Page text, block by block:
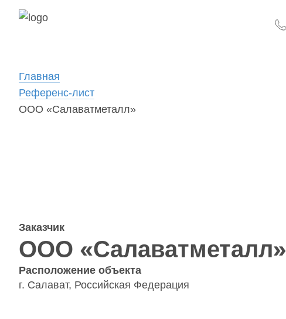
Главная
Референс-лист
ООО «Салаватметалл»
Заказчик
ООО «Салаватметалл»
Расположение объекта
г. Салават, Российская Федерация